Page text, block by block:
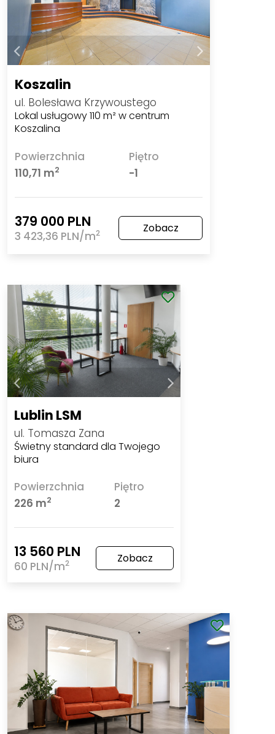
Koszalin
ul. Bolesława Krzywoustego
Lokal usługowy 110 m² w centrum
Koszalina
Powierzchnia
110,71 m2
Piętro
-1
379 000 PLN
3 423,36 PLN/m2 Zobacz
Lublin LSM
ul. Tomasza Zana
Świetny standard dla Twojego
biura
Powierzchnia
226 m2
Piętro
2
13 560 PLN
60 PLN/m2 Zobacz